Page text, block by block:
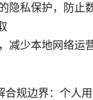
隐私保护，防止
减少本地网络运
合规边界：个人